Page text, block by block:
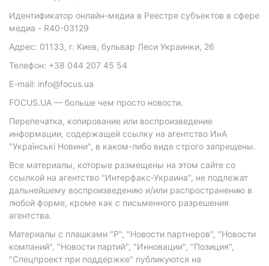
Идентификатор онлайн-медиа в Реестре субъектов в сфере
медиа - R40-03129
Адрес: 01133, г. Киев, бульвар Леси Украинки, 26
Телефон: +38 044 207 45 54
E-mail: info@focus.ua
FOCUS.UA — больше чем просто новости.
Перепечатка, копирование или воспроизведение
информации, содержащей ссылку на агентство ИнА
"Українські Новини", в каком-либо виде строго запрещены.
Все материалы, которые размещены на этом сайте со
ссылкой на агентство "Интерфакс-Украина", не подлежат
дальнейшему воспроизведению и/или распространению в
любой форме, кроме как с письменного разрешения
агентства.
Материалы с плашками "Р", "Новости партнеров", "Новости
компаний", "Новости партий", "Инновации", "Позиция",
"Спецпроект при поддержке" публикуются на